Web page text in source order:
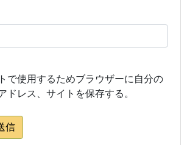
で使用するためブラウザーに自分の
ドレス、サイトを保存する。
信